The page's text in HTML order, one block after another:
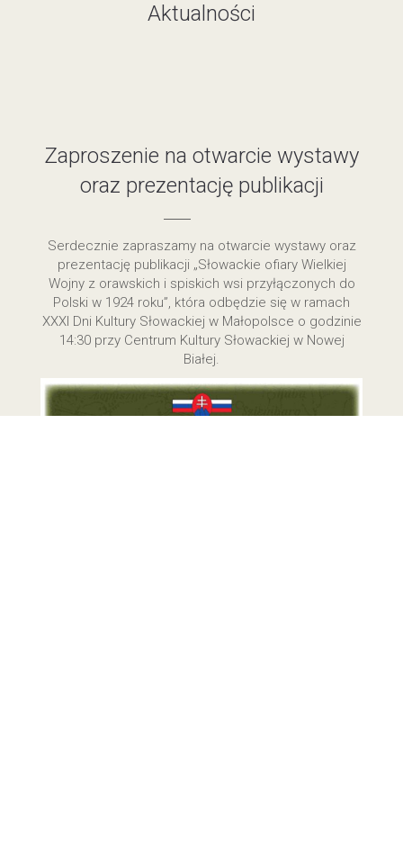
Aktualności
Zaproszenie na otwarcie wystawy
oraz prezentację publikacji
Serdecznie zapraszamy na otwarcie wystawy oraz
prezentację publikacji „Słowackie ofiary Wielkiej
Wojny z orawskich i spiskich wsi przyłączonych do
Polski w 1924 roku”, która odbędzie się w ramach
XXXI Dni Kultury Słowackiej w Małopolsce o godzinie
14:30 przy Centrum Kultury Słowackiej w Nowej
Białej.